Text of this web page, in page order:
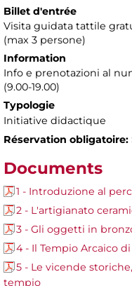
Billet d'entrée
Visita guidata tattile
(max 3 persone)
Information
Info e prenotazioni al
(9.00-19.00)
Typologie
Initiative didactique
Réservation obligatoire:
Documents
1 - Introduzione al
2 - L'artigianato
3 - Gli oggetti in
4 - Il Tempio Arcaico
5 - Le vicende
tempio